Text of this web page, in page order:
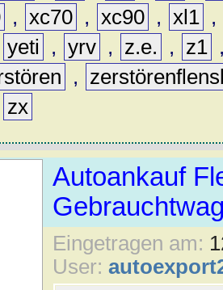
, xc70 , xc90 , xl1 ,
yeti , yrv , z.e. , z1
,
zx
Autoankauf
Eingetragen am:
User: